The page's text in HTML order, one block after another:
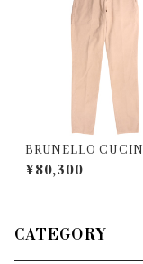
BRUNELLO
（ブルネロクチネリ） パ
87LT1050 28048
¥80,300
CATEGORY